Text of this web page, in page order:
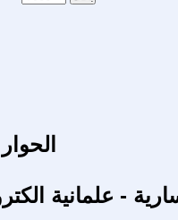
- علمانية